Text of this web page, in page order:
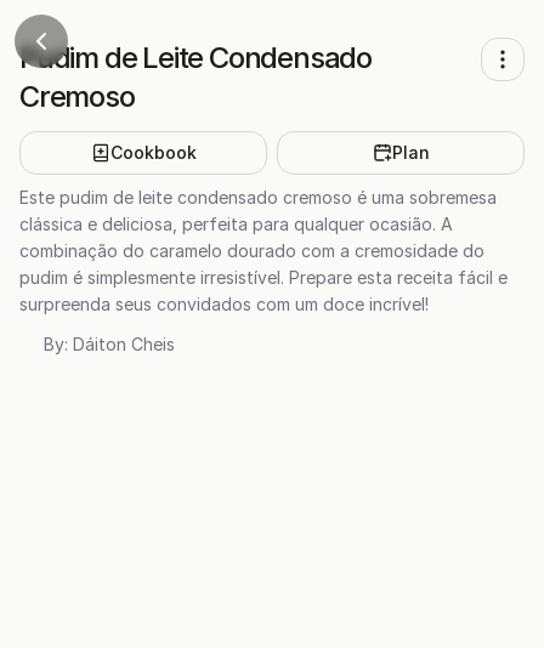
Pudim de Leite Condensado
Cremoso
Cookbook Plan
Este pudim de leite condensado cremoso é uma sobremesa
clássica e deliciosa, perfeita para qualquer ocasião. A
combinação do caramelo dourado com a cremosidade do
pudim é simplesmente irresistível. Prepare esta receita fácil e
surpreenda seus convidados com um doce incrível!
By: Dáiton Cheis